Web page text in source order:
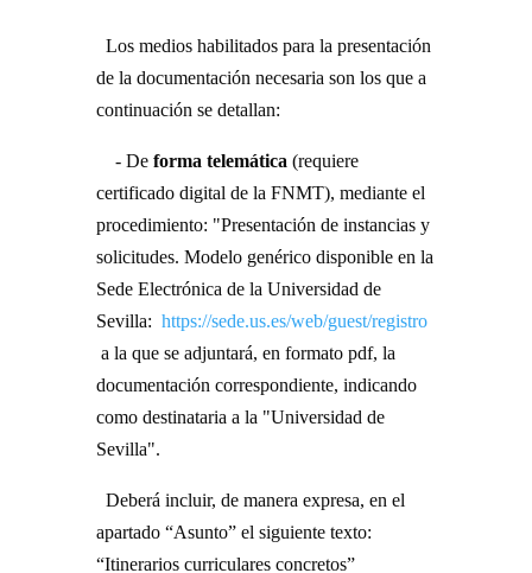
Los medios habilitados para la presentación
de la documentación necesaria son los que a
continuación se detallan:
- De forma telemática(requiere
certificado digital de la FNMT), mediante el
procedimiento: "Presentación de instancias y
solicitudes. Modelo genérico disponible en la
Sede Electrónica de la Universidad de
Sevilla: https://sede.us.es/web/guest/registro
a la que se adjuntará, en formato pdf, la
documentación correspondiente, indicando
como destinataria a la "Universidad de
Sevilla".
Deberá incluir, de manera expresa, en el
apartado “Asunto” el siguiente texto:
“Itinerarios curriculares concretos”